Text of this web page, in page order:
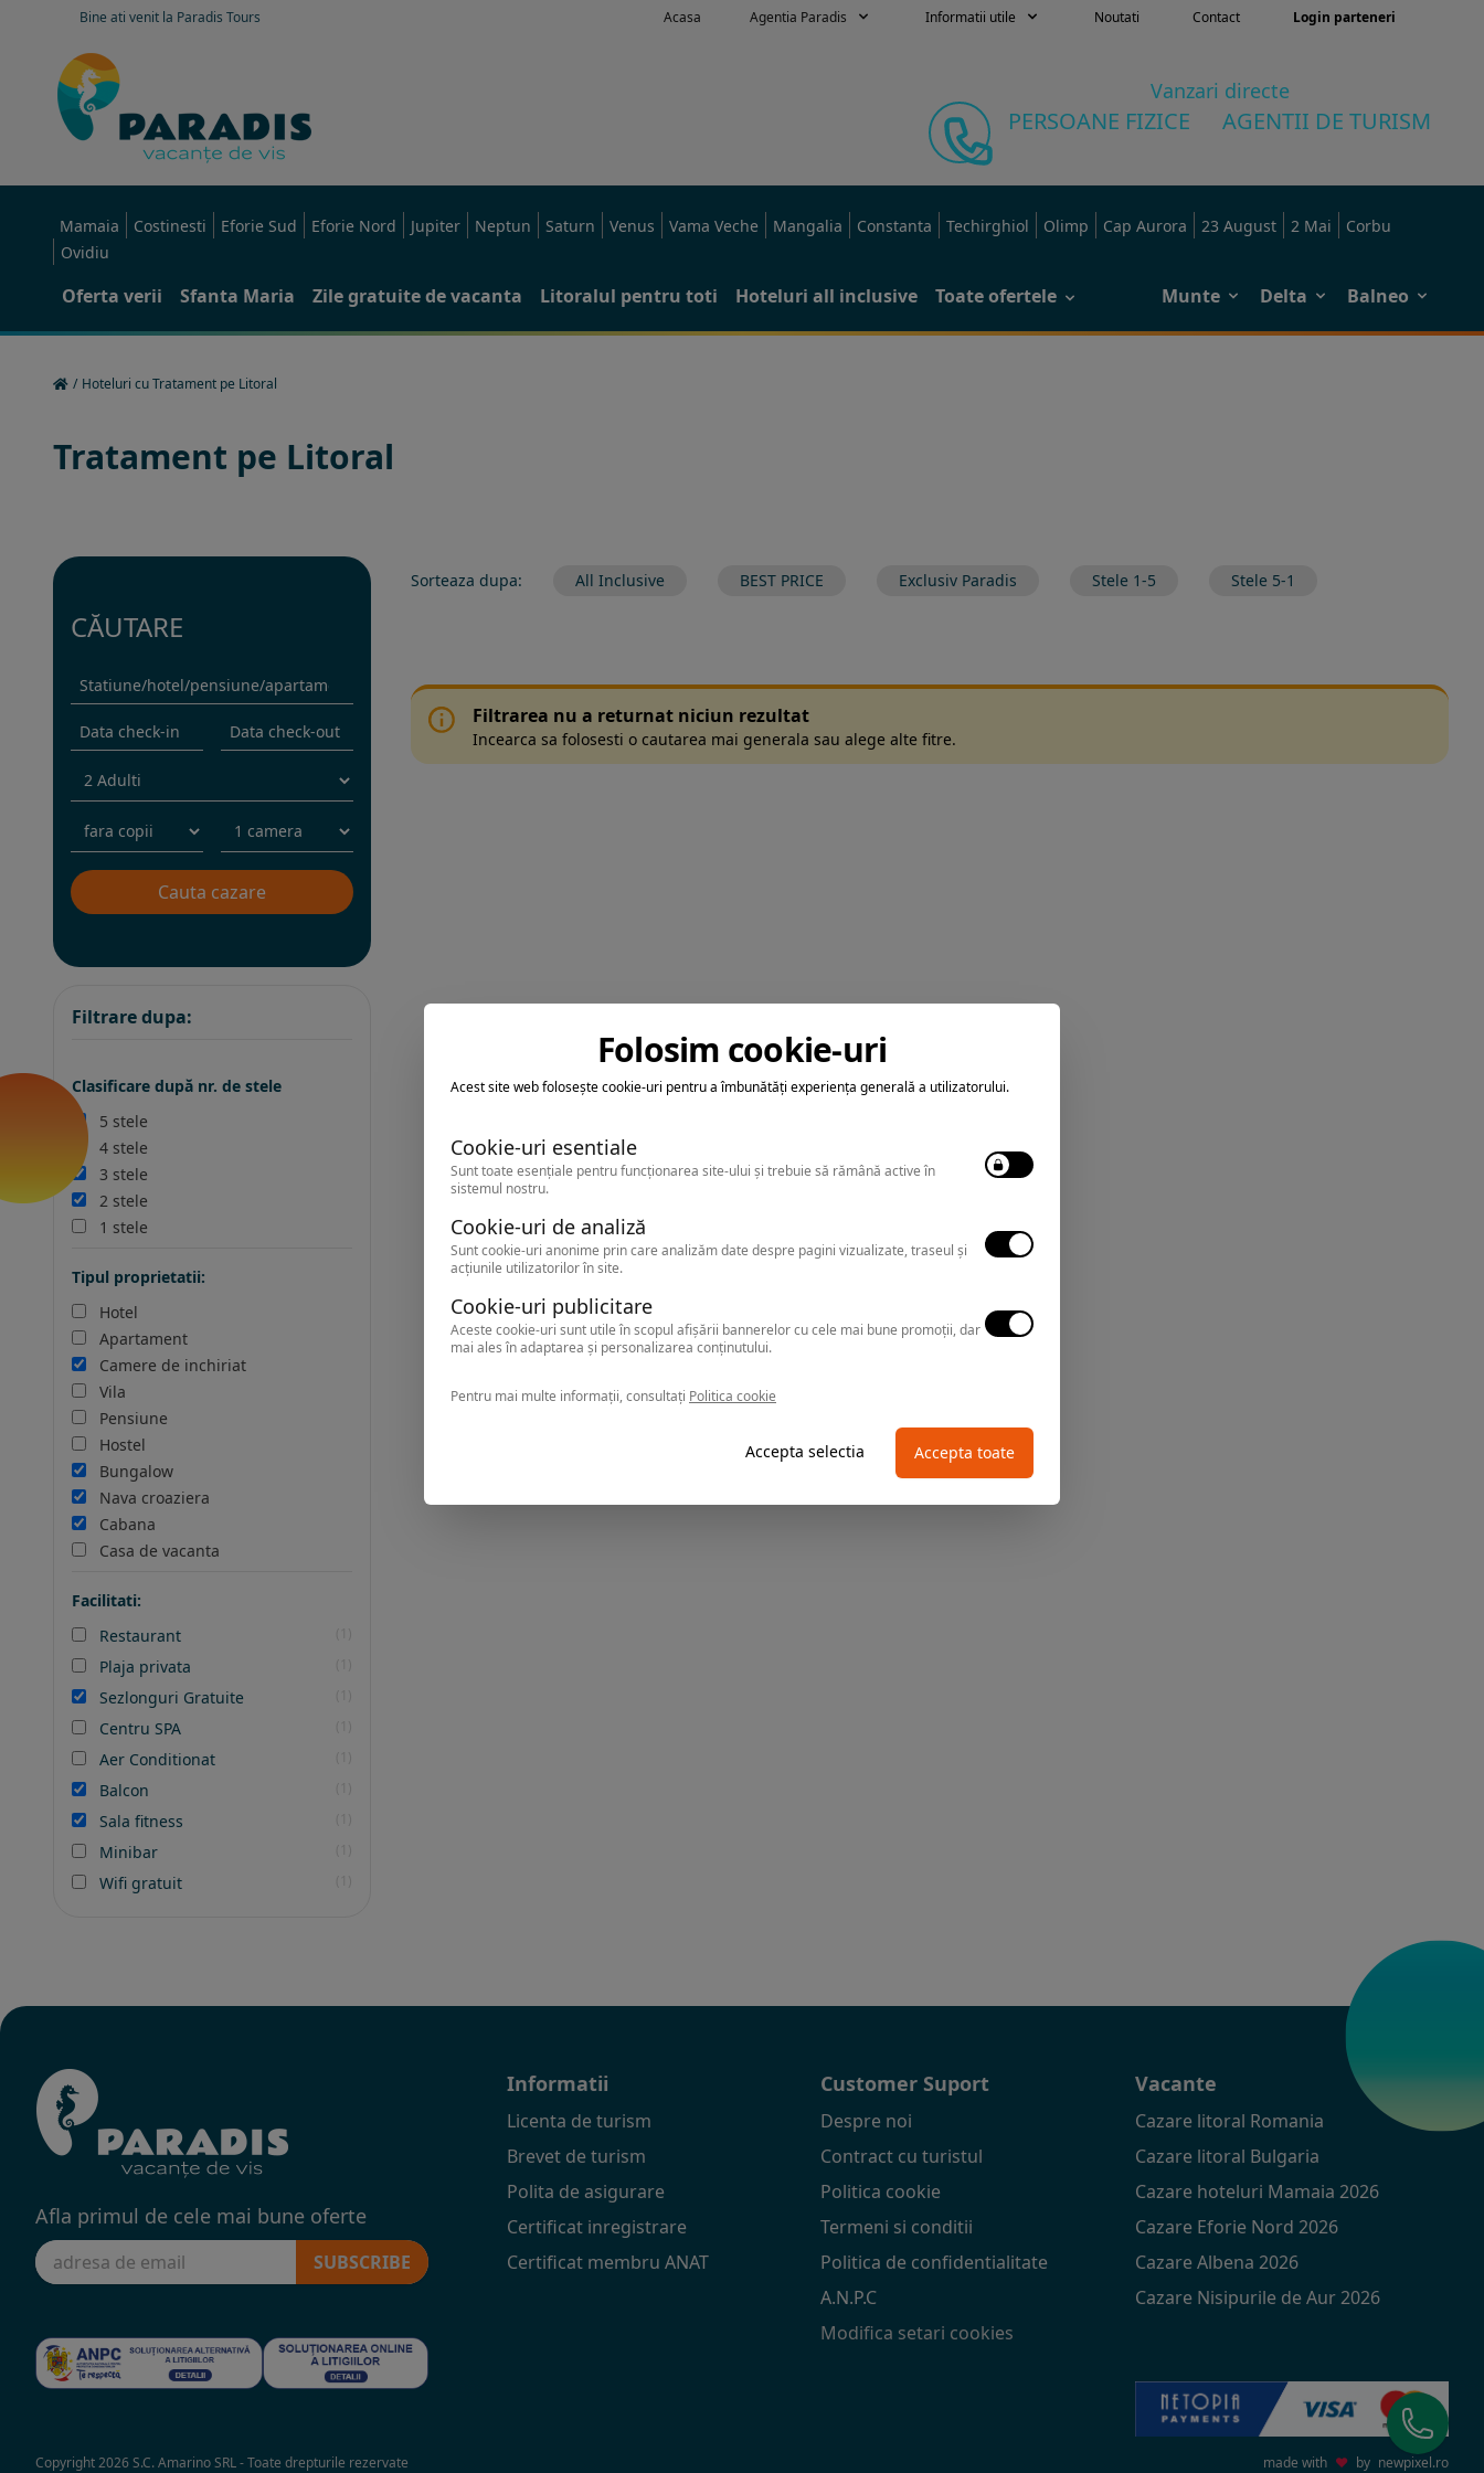
Bine ati venit la Paradis Tours Acasa Agentia Paradis Informatii utile Noutati Contact Login parteneri
Vanzari directe
PERSOANE FIZICE AGENTII DE TURISM
Mamaia Costinesti Eforie Sud Eforie Nord Jupiter Neptun Saturn Venus Vama Veche Mangalia Constanta Techirghiol Olimp Cap Aurora 23 August 2 Mai
Corbu
Ovidiu
Oferta verii Sfanta Maria Zile gratuite de vacanta Litoralul pentru toti Hoteluri all inclusive Toate ofertele Munte Delta Balneo
/ Hoteluri cu Tratament pe Litoral
Tratament pe Litoral
CĂUTARE
Filtrare dupa:
Clasificare după nr. de stele
5 stele
4 stele
3 stele
2 stele
1 stele
Tipul proprietatii:
Hotel
Apartament
Camere de inchiriat
Vila
Pensiune
Hostel
Bungalow
Nava croaziera
Cabana
Casa de vacanta
Facilitati:
Restaurant
Plaja privata
Sezlonguri Gratuite
Centru SPA
Aer Conditionat
Balcon
Sala fitness
Minibar
Wifi gratuit
Sorteaza dupa: All Inclusive BEST PRICE Exclusiv Paradis Stele 1-5 Stele 5-1
Filtrarea nu a returnat niciun rezultat
Incearca sa folosesti o cautarea mai generala sau alege alte fitre.
Afla primul de cele mai bune oferte
SUBSCRIBE
Informatii
Licenta de turism
Brevet de turism
Polita de asigurare
Certificat inregistrare
Certificat membru ANAT
Customer Suport
Despre noi
Contract cu turistul
Politica cookie
Termeni si conditii
Politica de confidentialitate
A.N.P.C
Modifica setari cookies
Vacante
Cazare litoral Romania
Cazare litoral Bulgaria
Cazare hoteluri Mamaia 2026
Cazare Eforie Nord 2026
Cazare Albena 2026
Cazare Nisipurile de Aur 2026
Copyright 2026 S.C. Amarino SRL - Toate drepturile rezervate
made with ♥ by newpixel.ro
Folosim cookie-uri
Acest site web folosește cookie-uri pentru a îmbunătăți experiența generală a utilizatorului.
Cookie-uri esentiale
Sunt toate esențiale pentru funcționarea site-ului și trebuie să rămână active în
sistemul nostru.
Cookie-uri de analiză
Sunt cookie-uri anonime prin care analizăm date despre pagini vizualizate, traseul și
acțiunile utilizatorilor în site.
Cookie-uri publicitare
Aceste cookie-uri sunt utile în scopul afișării bannerelor cu cele mai bune promoții, dar
mai ales în adaptarea și personalizarea conținutului.
Pentru mai multe informații, consultați Politica cookie
Accepta selectia Accepta toate